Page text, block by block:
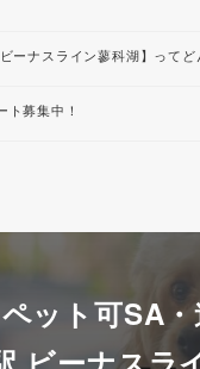
ビーナスライン蓼科湖】ってど
ト募集中！
ット可SA・